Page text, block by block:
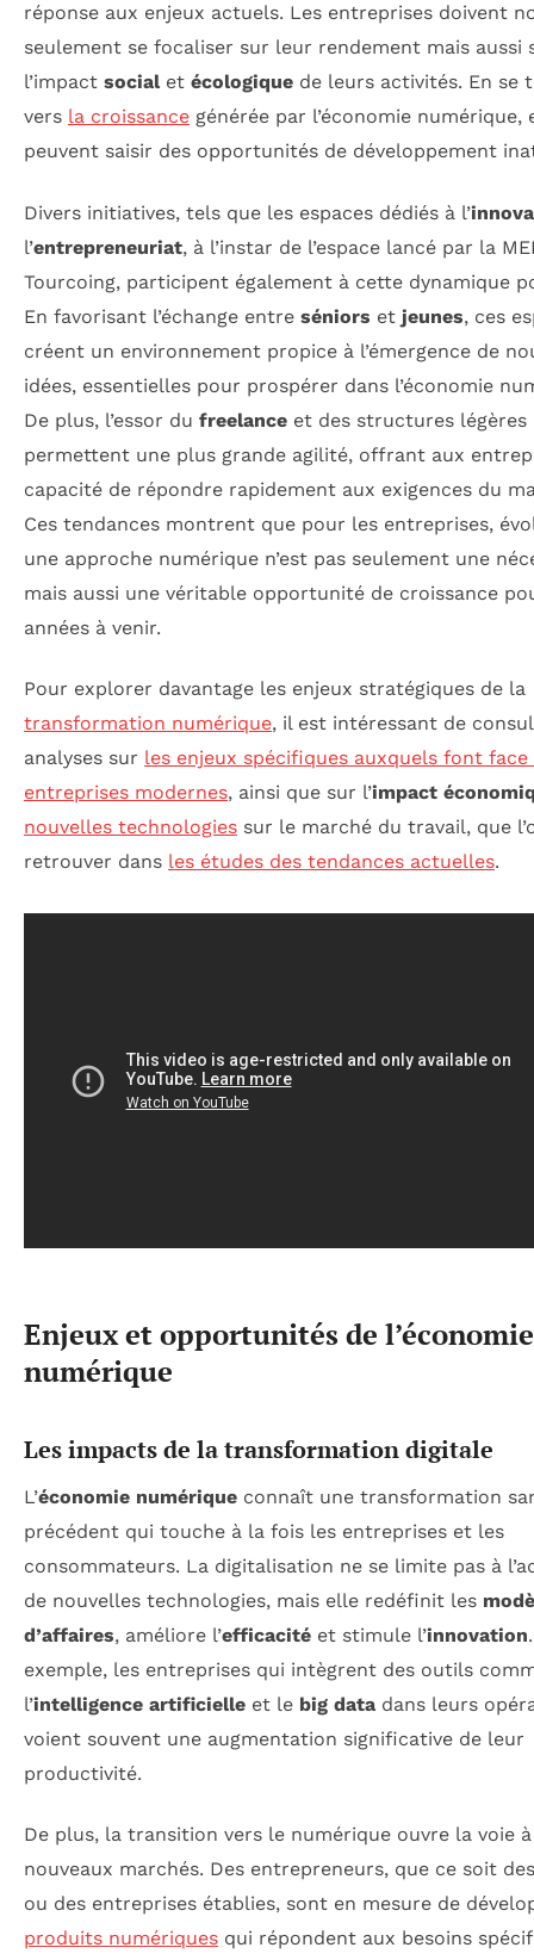
réponse aux enjeux actuels. Les entreprises doivent
seulement se focaliser sur leur rendement mais aussi
l’impact socialet écologique de leurs activités. En se
vers la croissance générée par l’économie numérique,
peuvent saisir des opportunités de développement
Divers initiatives, tels que les espaces dédiés à l’
l’entrepreneuriat, à l’instar de l’espace lancé par la
Tourcoing, participent également à cette dynamique
En favorisant l’échange entre séniors et jeunes, ces
créent un environnement propice à l’émergence de
idées, essentielles pour prospérer dans l’économie
De plus, l’essor du freelance et des structures légères
permettent une plus grande agilité, offrant aux
capacité de répondre rapidement aux exigences du
Ces tendances montrent que pour les entreprises,
une approche numérique n’est pas seulement une
mais aussi une véritable opportunité de croissance
années à venir.
Pour explorer davantage les enjeux stratégiques de la
transformation numérique, il est intéressant de
analyses sur les enjeux spécifiques auxquels font face
entreprises modernes, ainsi que sur l’impact
nouvelles technologies sur le marché du travail, que
retrouver dans les études des tendances actuelles.
Enjeux et opportunités de l’économie
numérique
Les impacts de la transformation digitale
L’économie numérique connaît une transformation
précédent qui touche à la fois les entreprises et les
consommateurs. La digitalisation ne se limite pas à
de nouvelles technologies, mais elle redéfinit les
d’affaires, améliore l’efficacité et stimule l’innovation
exemple, les entreprises qui intègrent des outils
l’intelligence artificielle et le big data dans leurs
voient souvent une augmentation significative de leur
productivité.
De plus, la transition vers le numérique ouvre la voie
nouveaux marchés. Des entrepreneurs, que ce soit
ou des entreprises établies, sont en mesure de
produits numériques qui répondent aux besoins